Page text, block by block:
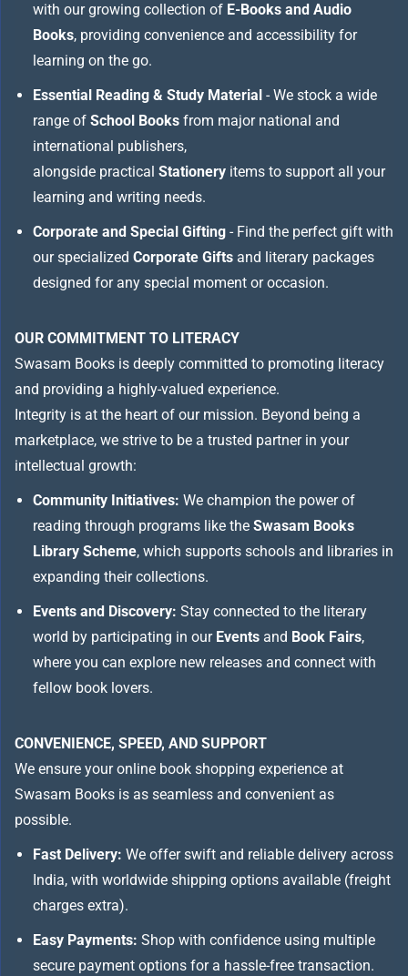
with our growing collection of E-Books and Audio
Books, providing convenience and accessibility for
learning on the go.
Essential Reading & Study Material - We stock a wide
range of School Books from major national and
international publishers,
alongside practical Stationery items to support all your
learning and writing needs.
Corporate and Special Gifting - Find the perfect gift with
our specialized Corporate Gifts and literary packages
designed for any special moment or occasion.
OUR COMMITMENT TO LITERACY
Swasam Books is deeply committed to promoting literacy
and providing a highly-valued experience.
Integrity is at the heart of our mission. Beyond being a
marketplace, we strive to be a trusted partner in your
intellectual growth:
Community Initiatives: We champion the power of
reading through programs like the Swasam Books
Library Scheme, which supports schools and libraries in
expanding their collections.
Events and Discovery: Stay connected to the literary
world by participating in our Events and Book Fairs,
where you can explore new releases and connect with
fellow book lovers.
CONVENIENCE, SPEED, AND SUPPORT
We ensure your online book shopping experience at
Swasam Books is as seamless and convenient as
possible.
Fast Delivery: We offer swift and reliable delivery across
India, with worldwide shipping options available (freight
charges extra).
Easy Payments: Shop with confidence using multiple
secure payment options for a hassle-free transaction.